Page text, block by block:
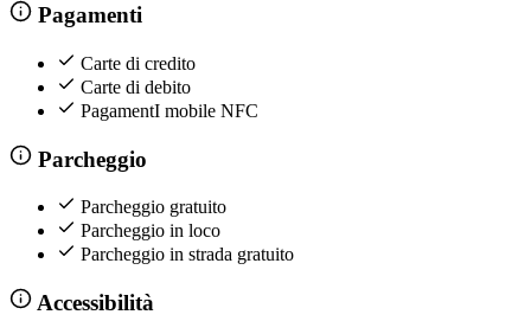
Pagamenti
Carte di credito
Carte di debito
PagamentI mobile NFC
Parcheggio
Parcheggio gratuito
Parcheggio in loco
Parcheggio in strada gratuito
Accessibilità